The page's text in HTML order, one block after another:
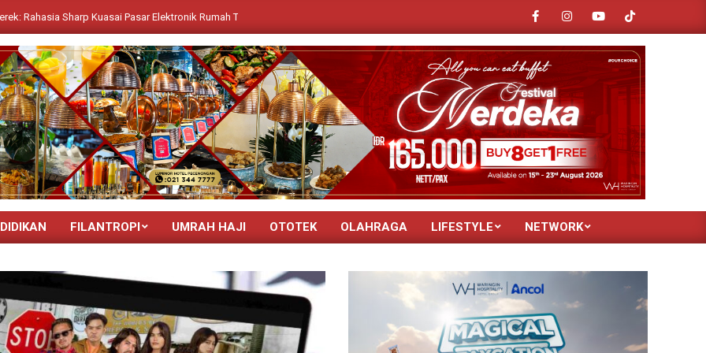
Kuasai Pasar Elektronik Rumah Tangga Indonesia Aira ev Wujud Semangat Wuling untuk Memperkuat Perkembangan Industri EV di
Primary
FILANTROPI UMRAH HAJI OTOTEK OLAHRAGA LIFESTYLE NETWORK